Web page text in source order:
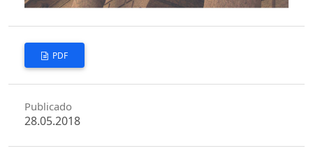
PDF
Publicado
28.05.2018